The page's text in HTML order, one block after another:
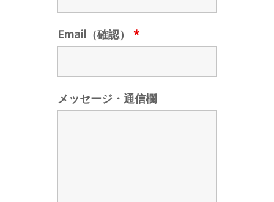
Email（確認） *
メッセージ・通信欄